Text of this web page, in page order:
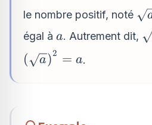
le nombre positif, noté
égal à a
a. Autrement dit,
( a)2 = a.